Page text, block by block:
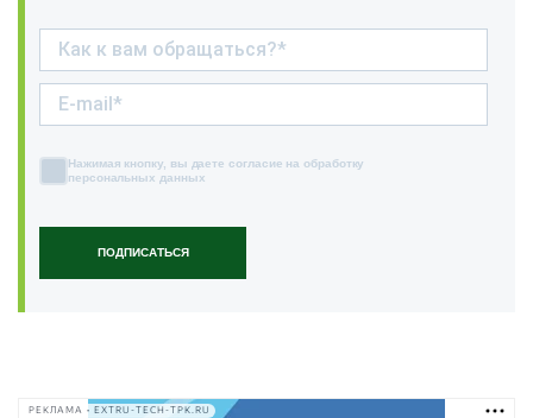
ПОДПИСАТЬСЯ
Нажимая кнопку, вы даете согласие на обработку
персональных данных
РЕКЛАМА • EXTRU-TECH-TPK.RU